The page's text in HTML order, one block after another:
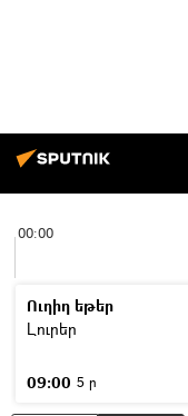
00:00
Ուղիղ եթեր
Լուրեր
09:00 5 ր